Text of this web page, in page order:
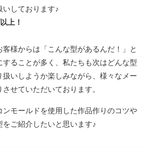
しております♪
上！
客様からは「こんな型があるんだ！」と
することが多く、私たちも次はどんな型
いしようか楽しみながら、様々なメー
せていただいております。
ンモールドを使用した作品作りのコツや
ご紹介したいと思います♪